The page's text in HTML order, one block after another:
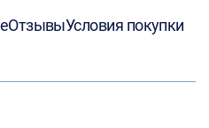
ОтзывыУсловия покупки